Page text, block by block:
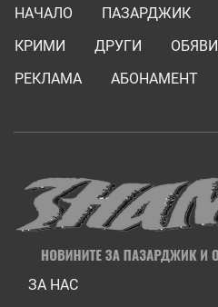
НАЧАЛО ПАЗАРДЖИК
КРИМИ
ДРУГИ ОБЯВИ
РЕКЛАМА
АБОНАМЕНТ
ЗА НАС